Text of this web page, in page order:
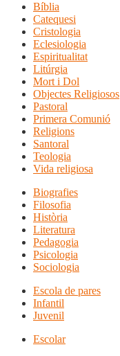
Bíblia
Catequesi
Cristologia
Eclesiologia
Espiritualitat
Litúrgia
Mort i Dol
Objectes Religiosos
Pastoral
Primera Comunió
Religions
Santoral
Teologia
Vida religiosa
Biografies
Filosofia
Història
Literatura
Pedagogia
Psicologia
Sociologia
Escola de pares
Infantil
Juvenil
Escolar